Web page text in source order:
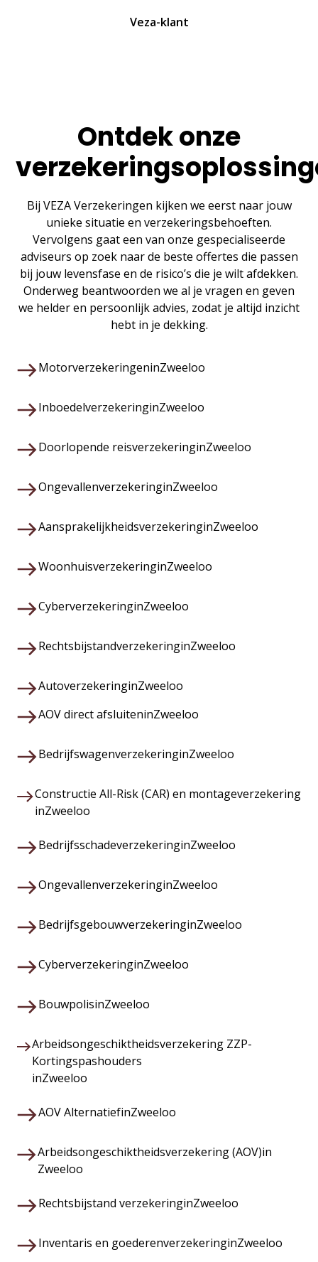
Veza-klant
Ontdek onze
Bij VEZA Verzekeringen kijken we eerst naar jouw
unieke situatie en verzekeringsbehoeften.
Vervolgens gaat een van onze gespecialiseerde
adviseurs op zoek naar de beste offertes die passen
bij jouw levensfase en de risico’s die je wilt afdekken.
Onderweg beantwoorden we al je vragen en geven
we helder en persoonlijk advies, zodat je altijd inzicht
hebt in je dekking.
MotorverzekeringeninZweeloo
InboedelverzekeringinZweeloo
Doorlopende reisverzekeringinZweeloo
OngevallenverzekeringinZweeloo
AansprakelijkheidsverzekeringinZweeloo
WoonhuisverzekeringinZweeloo
CyberverzekeringinZweeloo
RechtsbijstandverzekeringinZweeloo
AutoverzekeringinZweeloo
AOV direct afsluiteninZweeloo
BedrijfswagenverzekeringinZweeloo
Constructie All-Risk (CAR) en montageverzekering
inZweeloo
BedrijfsschadeverzekeringinZweeloo
OngevallenverzekeringinZweeloo
BedrijfsgebouwverzekeringinZweeloo
CyberverzekeringinZweeloo
BouwpolisinZweeloo
Arbeidsongeschiktheidsverzekering ZZP-
Kortingspashouders
inZweeloo
AOV AlternatiefinZweeloo
Arbeidsongeschiktheidsverzekering (AOV)in
Zweeloo
Rechtsbijstand verzekeringinZweeloo
Inventaris en goederenverzekeringinZweeloo